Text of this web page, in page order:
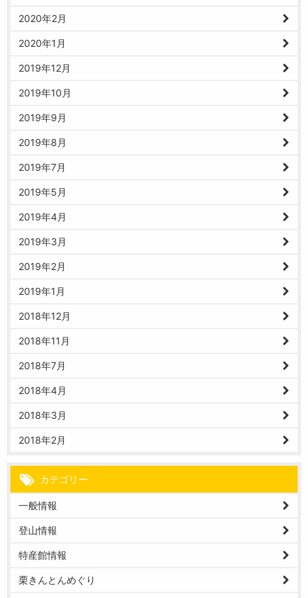
2020年2月
2020年1月
2019年12月
2019年10月
2019年9月
2019年8月
2019年7月
2019年5月
2019年4月
2019年3月
2019年2月
2019年1月
2018年12月
2018年11月
2018年7月
2018年4月
2018年3月
2018年2月
カテゴリー
一般情報
登山情報
特産館情報
栗きんとんめぐり